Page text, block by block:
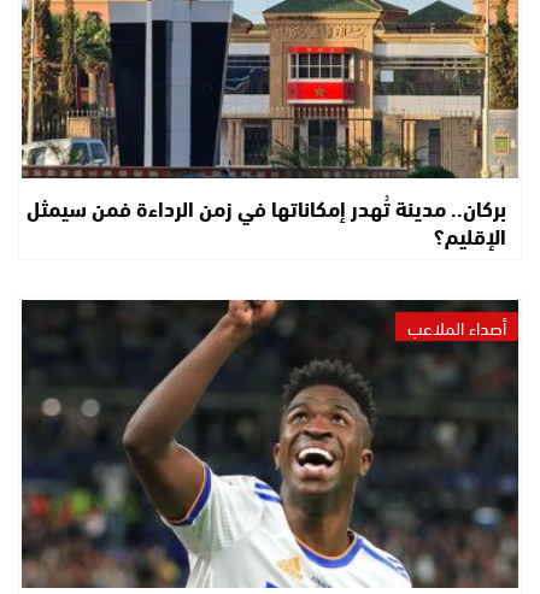
بركان.. مدينة تُهدر إمكاناتها في زمن الرداءة فمن سيمثل
الإقليم؟
أصداء الملاعب